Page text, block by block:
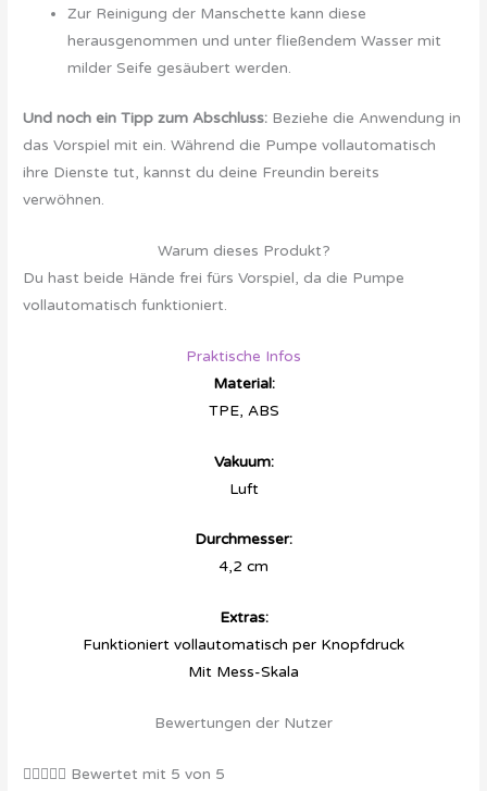
Zur Reinigung der Manschette kann diese
herausgenommen und unter fließendem Wasser mit
milder Seife gesäubert werden.
Und noch ein Tipp zum Abschluss: Beziehe die Anwendung in
das Vorspiel mit ein. Während die Pumpe vollautomatisch
ihre Dienste tut, kannst du deine Freundin bereits
verwöhnen.
Warum dieses Produkt?
Du hast beide Hände frei fürs Vorspiel, da die Pumpe
vollautomatisch funktioniert.
Praktische Infos
Material:
TPE, ABS
Vakuum:
Luft
Durchmesser:
4,2 cm
Extras:
Funktioniert vollautomatisch per Knopfdruck
Mit Mess-Skala
Bewertungen der Nutzer
 Bewertet mit 5 von 5